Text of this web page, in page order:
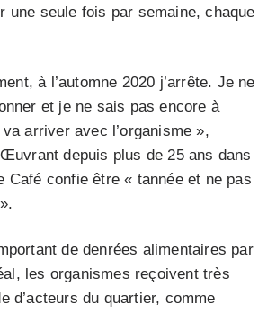
une seule fois par semaine, chaque
à l’automne 2020 j’arrête. Je ne
et je ne sais pas encore à
arriver avec l’organisme »,
depuis plus de 25 ans dans
Café confie être « tannée et ne pas
de denrées alimentaires par
les organismes reçoivent très
d’acteurs du quartier, comme